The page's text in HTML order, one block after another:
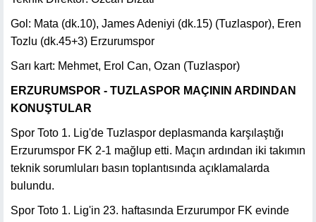
Gol: Mata (dk.10), James Adeniyi (dk.15) (Tuzlaspor), Eren
Tozlu (dk.45+3) Erzurumspor
Sarı kart: Mehmet, Erol Can, Ozan (Tuzlaspor)
ERZURUMSPOR - TUZLASPOR MAÇININ ARDINDAN
KONUŞTULAR
Spor Toto 1. Lig'de Tuzlaspor deplasmanda karşılaştığı
Erzurumspor FK 2-1 mağlup etti. Maçın ardından iki takımın
teknik sorumluları basın toplantısında açıklamalarda
bulundu.
Spor Toto 1. Lig'in 23. haftasında Erzurumpor FK evinde